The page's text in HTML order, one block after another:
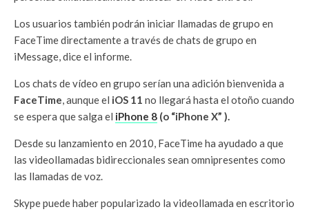
Los usuarios también podrán iniciar llamadas de grupo en
FaceTime directamente a través de chats de grupo en
iMessage, dice el informe.
Los chats de vídeo en grupo serían una adición bienvenida a
FaceTime , aunque el iOS 11 no llegará hasta el otoño cuando
se espera que salga el iPhone 8 (o “iPhone X” ).
Desde su lanzamiento en 2010, FaceTime ha ayudado a que
las videollamadas bidireccionales sean omnipresentes como
las llamadas de voz.
Skype puede haber popularizado la videollamada en escritorio